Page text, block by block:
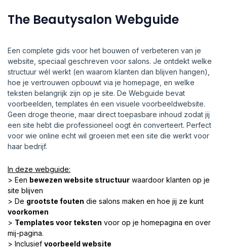
The Beautysalon Webguide
Een complete gids voor het bouwen of verbeteren van je
website, speciaal geschreven voor salons. Je ontdekt welke
structuur wél werkt (en waarom klanten dan blijven hangen),
hoe je vertrouwen opbouwt via je homepage, en welke
teksten belangrijk zijn op je site. De Webguide bevat
voorbeelden, templates én een visuele voorbeeldwebsite.
Geen droge theorie, maar direct toepasbare inhoud zodat jij
een site hebt die professioneel oogt én converteert. Perfect
voor wie online echt wil groeien met een site die werkt voor
haar bedrijf.
In deze webguide:
> Een bewezen website structuur waardoor klanten op je
site blijven​
> De grootste fouten die salons maken en hoe jij ze kunt
voorkomen
> Templates voor teksten voor op je homepagina en over
mij-pagina.
> Inclusief voorbeeld website